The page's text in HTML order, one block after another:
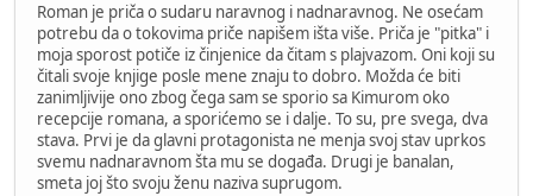
Roman je priča o sudaru naravnog i nadnaravnog. Ne osećam
potrebu da o tokovima priče napišem išta više. Priča je "pitka" i
moja sporost potiče iz činjenice da čitam s plajvazom. Oni koji su
čitali svoje knjige posle mene znaju to dobro. Možda će biti
zanimljivije ono zbog čega sam se sporio sa Kimurom oko
recepcije romana, a sporićemo se i dalje. To su, pre svega, dva
stava. Prvi je da glavni protagonista ne menja svoj stav uprkos
svemu nadnaravnom šta mu se događa. Drugi je banalan,
smeta joj što svoju ženu naziva suprugom.